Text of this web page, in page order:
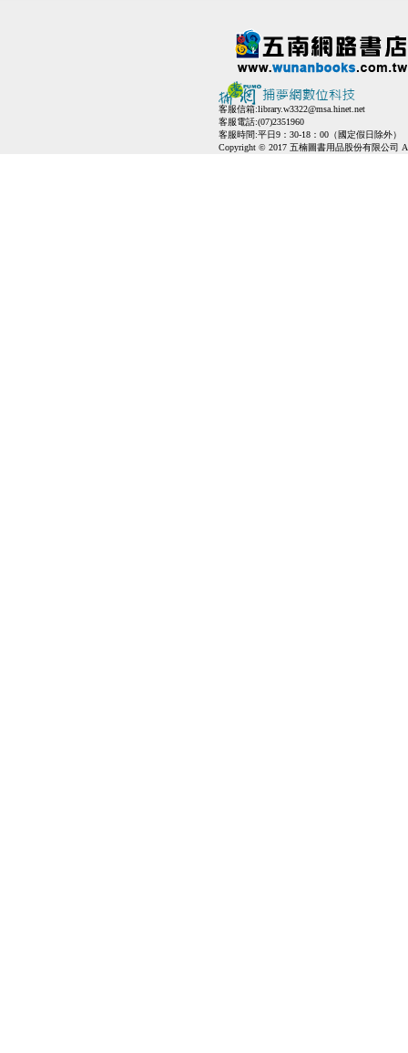
客服信箱:library.w3322@msa.hinet.net
客服電話:(07)2351960
客服時間:平日9：30-18：00（國定假日除外）
Copyright © 2017 五楠圖書用品股份有限公司